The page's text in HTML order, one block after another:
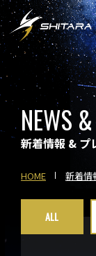
NEWS
新着情報 & プ
HOME 新着情
ALL